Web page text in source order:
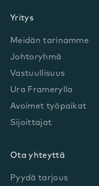
Yritys
Meidän tarinamme
Johtoryhmä
Vastuullisuus
Ura Framerylla
Avoimet työpaikat
Sijoittajat
Ota yhteyttä
Pyydä tarjous